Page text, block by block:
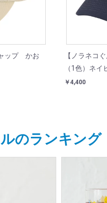
ップ かお
【ノラネコ
（1色）ネイ
￥4,400
のランキング